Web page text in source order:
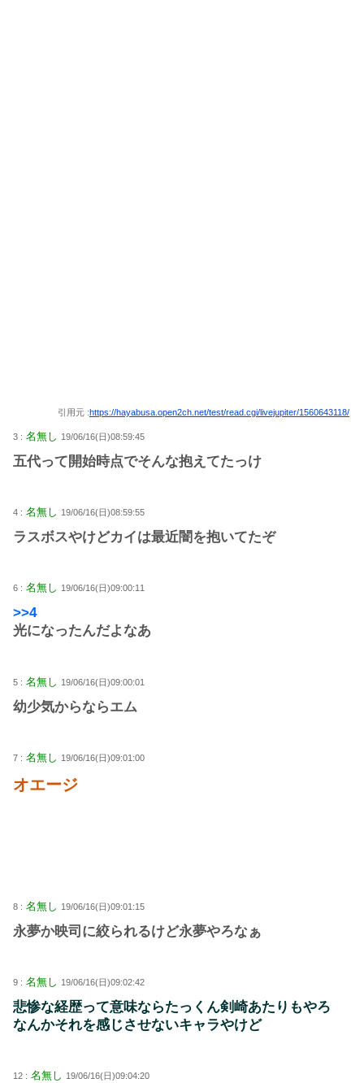
引用元 :https://hayabusa.open2ch.net/test/read.cgi/livejupiter/1560643118/
3 : 名無し 19/06/16(日)08:59:45
五代って開始時点でそんな抱えてたっけ
4 : 名無し 19/06/16(日)08:59:55
ラスボスやけどカイは最近闇を抱いてたぞ
6 : 名無し 19/06/16(日)09:00:11
>>4
光になったんだよなあ
5 : 名無し 19/06/16(日)09:00:01
幼少気からならエム
7 : 名無し 19/06/16(日)09:01:00
オエージ
8 : 名無し 19/06/16(日)09:01:15
永夢か映司に絞られるけど永夢やろなぁ
9 : 名無し 19/06/16(日)09:02:42
悲惨な経歴って意味ならたっくん剣崎あたりもやろ
なんかそれを感じさせないキャラやけど
12 : 名無し 19/06/16(日)09:04:20